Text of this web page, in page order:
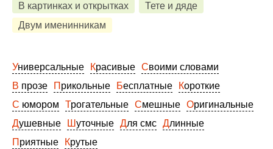
В картинках и открытках
Тете и дяде
Двум именинникам
Универсальные Красивые
Своими словами
В прозе
Прикольные Бесплатные
Короткие
С юмором
Трогательные Смешные
Оригинальные
Душевные
Шуточные Для смс
Длинные
Приятные
Крутые